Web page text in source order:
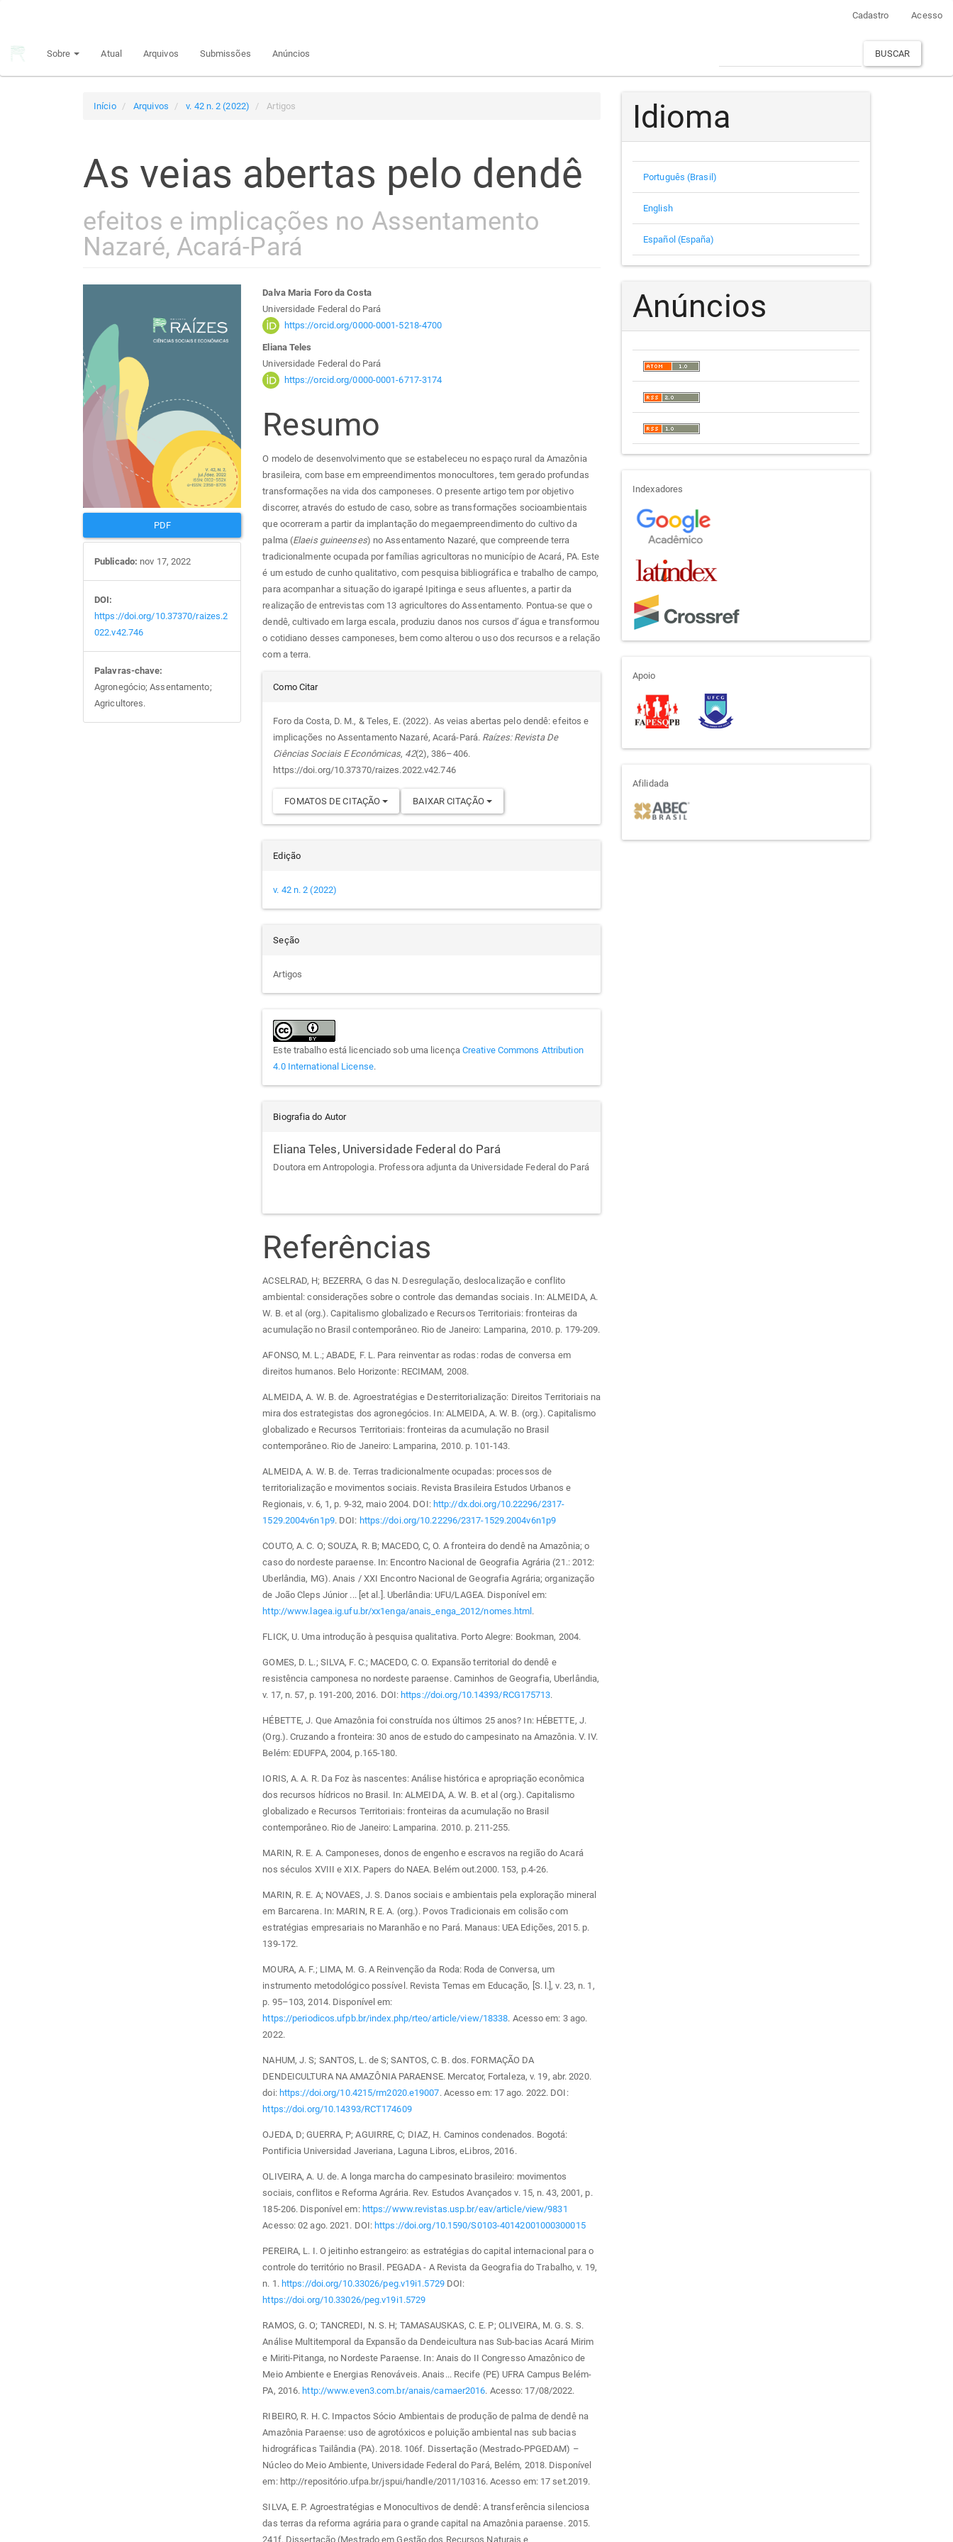
principal
Cadastro Acesso
Sobre Atual Arquivos Submissões Anúncios BUSCAR
Início Arquivos v. 42 n. 2 (2022) Artigos
As veias abertas pelo dendê
efeitos e implicações no Assentamento
Nazaré, Acará-Pará
lateral
de
artigos
PDF
Publicado: nov 17, 2022
DOI:
https://doi.org/10.37370/raizes.2
022.v42.746
Palavras-chave:
Agronegócio; Assentamento;
Agricultores.
Conteúdo
do
artigo
principal
Dalva Maria Foro da Costa
Universidade Federal do Pará
https://orcid.org/0000-0001-5218-4700
Eliana Teles
Universidade Federal do Pará
https://orcid.org/0000-0001-6717-3174
Resumo
O modelo de desenvolvimento que se estabeleceu no espaço rural da Amazônia
brasileira, com base em empreendimentos monocultores, tem gerado profundas
transformações na vida dos camponeses. O presente artigo tem por objetivo
discorrer, através do estudo de caso, sobre as transformações socioambientais
que ocorreram a partir da implantação do megaempreendimento do cultivo da
palma (Elaeis guineenses) no Assentamento Nazaré, que compreende terra
tradicionalmente ocupada por famílias agricultoras no município de Acará, PA. Este
é um estudo de cunho qualitativo, com pesquisa bibliográfica e trabalho de campo,
para acompanhar a situação do igarapé Ipitinga e seus afluentes, a partir da
realização de entrevistas com 13 agricultores do Assentamento. Pontua-se que o
dendê, cultivado em larga escala, produziu danos nos cursos d’água e transformou
o cotidiano desses camponeses, bem como alterou o uso dos recursos e a relação
com a terra.
Detalhes
do
artigo
Como Citar
Foro da Costa, D. M., & Teles, E. (2022). As veias abertas pelo dendê: efeitos e
implicações no Assentamento Nazaré, Acará-Pará. Raízes: Revista De
Ciências Sociais E Econômicas, 42(2), 386–406.
https://doi.org/10.37370/raizes.2022.v42.746
FOMATOS DE CITAÇÃO BAIXAR CITAÇÃO
Edição
v. 42 n. 2 (2022)
Seção
Artigos
Este trabalho está licenciado sob uma licença Creative Commons Attribution
4.0 International License.
Biografia do Autor
Eliana Teles, Universidade Federal do Pará
Doutora em Antropologia. Professora adjunta da Universidade Federal do Pará
Referências
ACSELRAD, H; BEZERRA, G das N. Desregulação, deslocalização e conflito
ambiental: considerações sobre o controle das demandas sociais. In: ALMEIDA, A.
W. B. et al (org.). Capitalismo globalizado e Recursos Territoriais: fronteiras da
acumulação no Brasil contemporâneo. Rio de Janeiro: Lamparina, 2010. p. 179-209.
AFONSO, M. L.; ABADE, F. L. Para reinventar as rodas: rodas de conversa em
direitos humanos. Belo Horizonte: RECIMAM, 2008.
ALMEIDA, A. W. B. de. Agroestratégias e Desterritorialização: Direitos Territoriais na
mira dos estrategistas dos agronegócios. In: ALMEIDA, A. W. B. (org.). Capitalismo
globalizado e Recursos Territoriais: fronteiras da acumulação no Brasil
contemporâneo. Rio de Janeiro: Lamparina, 2010. p. 101-143.
ALMEIDA, A. W. B. de. Terras tradicionalmente ocupadas: processos de
territorialização e movimentos sociais. Revista Brasileira Estudos Urbanos e
Regionais, v. 6, 1, p. 9-32, maio 2004. DOI: http://dx.doi.org/10.22296/2317-
1529.2004v6n1p9. DOI: https://doi.org/10.22296/2317-1529.2004v6n1p9
COUTO, A. C. O; SOUZA, R. B; MACEDO, C, O. A fronteira do dendê na Amazônia; o
caso do nordeste paraense. In: Encontro Nacional de Geografia Agrária (21.: 2012:
Uberlândia, MG). Anais / XXI Encontro Nacional de Geografia Agrária; organização
de João Cleps Júnior ... [et al.]. Uberlândia: UFU/LAGEA. Disponível em:
http://www.lagea.ig.ufu.br/xx1enga/anais_enga_2012/nomes.html .
FLICK, U. Uma introdução à pesquisa qualitativa. Porto Alegre: Bookman, 2004.
GOMES, D. L.; SILVA, F. C.; MACEDO, C. O. Expansão territorial do dendê e
resistência camponesa no nordeste paraense. Caminhos de Geografia, Uberlândia,
v. 17, n. 57, p. 191-200, 2016. DOI: https://doi.org/10.14393/RCG175713.
HÉBETTE, J. Que Amazônia foi construída nos últimos 25 anos? In: HÉBETTE, J.
(Org.). Cruzando a fronteira: 30 anos de estudo do campesinato na Amazônia. V. IV.
Belém: EDUFPA, 2004, p.165-180.
IORIS, A. A. R. Da Foz às nascentes: Análise histórica e apropriação econômica
dos recursos hídricos no Brasil. In: ALMEIDA, A. W. B. et al (org.). Capitalismo
globalizado e Recursos Territoriais: fronteiras da acumulação no Brasil
contemporâneo. Rio de Janeiro: Lamparina. 2010. p. 211-255.
MARIN, R. E. A. Camponeses, donos de engenho e escravos na região do Acará
nos séculos XVIII e XIX. Papers do NAEA. Belém out.2000. 153, p.4-26.
MARIN, R. E. A; NOVAES, J. S. Danos sociais e ambientais pela exploração mineral
em Barcarena. In: MARIN, R E. A. (org.). Povos Tradicionais em colisão com
estratégias empresariais no Maranhão e no Pará. Manaus: UEA Edições, 2015. p.
139-172.
MOURA, A. F.; LIMA, M. G. A Reinvenção da Roda: Roda de Conversa, um
instrumento metodológico possível. Revista Temas em Educação, [S. l.], v. 23, n. 1,
p. 95–103, 2014. Disponível em:
https://periodicos.ufpb.br/index.php/rteo/article/view/18338. Acesso em: 3 ago.
2022.
NAHUM, J. S; SANTOS, L. de S; SANTOS, C. B. dos. FORMAÇÃO DA
DENDEICULTURA NA AMAZÔNIA PARAENSE. Mercator, Fortaleza, v. 19, abr. 2020.
doi: https://doi.org/10.4215/rm2020.e19007. Acesso em: 17 ago. 2022. DOI:
https://doi.org/10.14393/RCT174609
OJEDA, D; GUERRA, P; AGUIRRE, C; DIAZ, H. Caminos condenados. Bogotá:
Pontificia Universidad Javeriana, Laguna Libros, eLibros, 2016.
OLIVEIRA, A. U. de. A longa marcha do campesinato brasileiro: movimentos
sociais, conflitos e Reforma Agrária. Rev. Estudos Avançados v. 15, n. 43, 2001, p.
185-206. Disponível em: https://www.revistas.usp.br/eav/article/view/9831
Acesso: 02 ago. 2021. DOI: https://doi.org/10.1590/S0103-40142001000300015
PEREIRA, L. I. O jeitinho estrangeiro: as estratégias do capital internacional para o
controle do território no Brasil. PEGADA - A Revista da Geografia do Trabalho, v. 19,
n. 1. https://doi.org/10.33026/peg.v19i1.5729DOI:
https://doi.org/10.33026/peg.v19i1.5729
RAMOS, G. O; TANCREDI, N. S. H; TAMASAUSKAS, C. E. P; OLIVEIRA, M. G. S. S.
Análise Multitemporal da Expansão da Dendeicultura nas Sub-bacias Acará Mirim
e Miriti-Pitanga, no Nordeste Paraense. In: Anais do II Congresso Amazônico de
Meio Ambiente e Energias Renováveis. Anais... Recife (PE) UFRA Campus Belém-
PA, 2016. http://www.even3.com.br/anais/camaer2016. Acesso: 17/08/2022.
RIBEIRO, R. H. C. Impactos Sócio Ambientais de produção de palma de dendê na
Amazônia Paraense: uso de agrotóxicos e poluição ambiental nas sub bacias
hidrográficas Tailândia (PA). 2018. 106f. Dissertação (Mestrado-PPGEDAM) –
Núcleo do Meio Ambiente, Universidade Federal do Pará, Belém, 2018. Disponível
em: http://repositório.ufpa.br/jspui/handle/2011/10316. Acesso em: 17 set.2019.
SILVA, E. P. Agroestratégias e Monocultivos de dendê: A transferência silenciosa
das terras da reforma agrária para o grande capital na Amazônia paraense. 2015.
241f. Dissertação (Mestrado em Gestão dos Recursos Naturais e
Idioma
Português (Brasil)
English
Español (España)
Anúncios
indexadores
Indexadores
apoio
Apoio
afiliada
Afilidada